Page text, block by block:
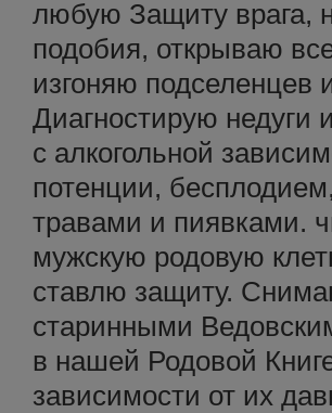
любую Защиту врага,
подобия, открываю
изгоняю подселенцев
Диагностирую недуги
с алкогольной
потенции,
травами и пиявками.
мужскую родовую
ставлю защиту.
старинными
в нашей Родовой
зависимости от их